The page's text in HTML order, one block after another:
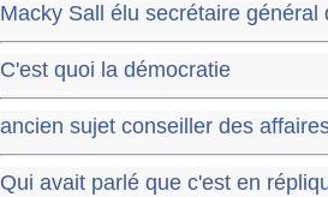
Macky Sall élu secrétaire général
C'est quoi la démocratie
ancien sujet conseiller des
Qui avait parlé que c'est en